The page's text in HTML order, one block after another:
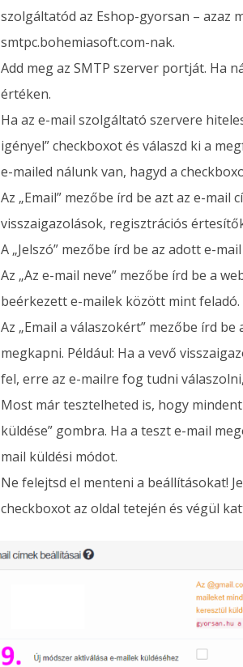
szolgáltatód az Eshop-gyorsan – azaz
smtpc.bohemiasoft.com-nak.
Add meg az SMTP szerver portját. Ha
értéken.
Ha az e-mail szolgáltató szervere
igényel” checkboxot és válaszd ki a
e-mailed nálunk van, hagyd a
Az „Email” mezőbe írd be azt az e-
visszaigazolások, regisztrációs
A „Jelszó” mezőbe írd be az adott e-
Az „Az e-mail neve” mezőbe írd be a
beérkezett e-mailek között mint feladó.
Az „Email a válaszokért” mezőbe írd
megkapni. Például: Ha a vevő
fel, erre az e-mailre fog tudni
Most már tesztelheted is, hogy
küldése” gombra. Ha a teszt e-mail
mail küldési módot.
Ne felejtsd el menteni a beállításokat!
checkboxot az oldal tetején és végül